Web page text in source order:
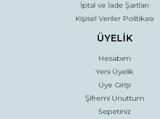
İptal ve İade Şartları
Kişisel Veriler Politikası
ÜYELİK
Hesabım
Yeni Üyelik
Üye Girişi
Şifremi Unuttum
Sepetiniz